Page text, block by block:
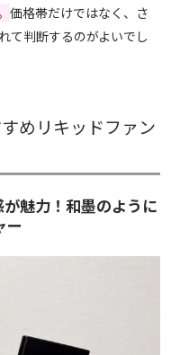
価格帯だけではなく、さ
て判断するのがよいでし
めリキッドファン
が魅力！和墨のように
ー